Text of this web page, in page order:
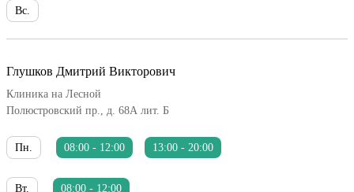
Вс.
Глушков Дмитрий Викторович
Клиника на Лесной
Полюстровский пр., д. 68А лит. Б
Пн. 08:00 - 12:00 13:00 - 20:00
Вт. 08:00 - 12:00